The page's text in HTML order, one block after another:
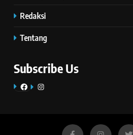
Redaksi
Tentang
Subscribe Us
FacebookInstagram